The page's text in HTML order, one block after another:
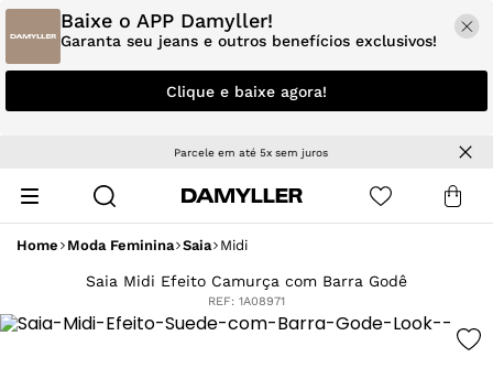
Baixe o APP Damyller!
Garanta seu jeans e outros benefícios exclusivos!
Clique e baixe agora!
Parcele em até 5x sem juros
Home Moda Feminina Saia Midi
Saia Midi Efeito Camurça com Barra Godê
REF: 1A08971